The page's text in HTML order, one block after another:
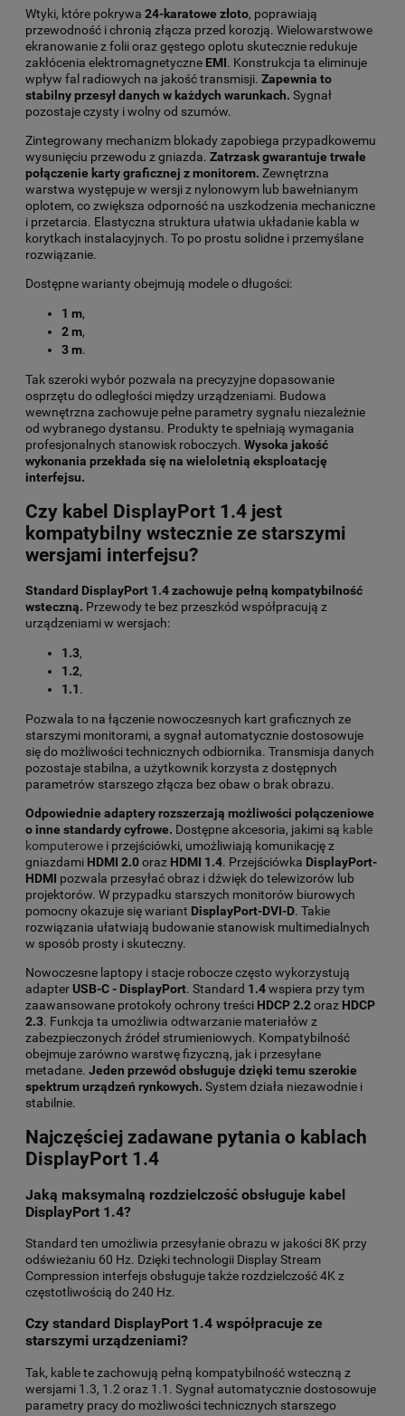
Wtyki, które pokrywa 24-karatowe złoto, poprawiają
przewodność i chronią złącza przed korozją. Wielowarstwowe
ekranowanie z folii oraz gęstego oplotu skutecznie redukuje
zakłócenia elektromagnetyczne EMI. Konstrukcja ta eliminuje
wpływ fal radiowych na jakość transmisji. Zapewnia to
stabilny przesył danych w każdych warunkach. Sygnał
pozostaje czysty i wolny od szumów.
Zintegrowany mechanizm blokady zapobiega przypadkowemu
wysunięciu przewodu z gniazda. Zatrzask gwarantuje trwałe
połączenie karty graficznej z monitorem. Zewnętrzna
warstwa występuje w wersji z nylonowym lub bawełnianym
oplotem, co zwiększa odporność na uszkodzenia mechaniczne
i przetarcia. Elastyczna struktura ułatwia układanie kabla w
korytkach instalacyjnych. To po prostu solidne i przemyślane
rozwiązanie.
Dostępne warianty obejmują modele o długości:
1 m,
2 m,
3 m.
Tak szeroki wybór pozwala na precyzyjne dopasowanie
osprzętu do odległości między urządzeniami. Budowa
wewnętrzna zachowuje pełne parametry sygnału niezależnie
od wybranego dystansu. Produkty te spełniają wymagania
profesjonalnych stanowisk roboczych. Wysoka jakość
wykonania przekłada się na wieloletnią eksploatację
interfejsu.
Czy kabel DisplayPort 1.4 jest
kompatybilny wstecznie ze starszymi
wersjami interfejsu?
Standard DisplayPort 1.4 zachowuje pełną kompatybilność
wsteczną. Przewody te bez przeszkód współpracują z
urządzeniami w wersjach:
1.3,
1.2,
1.1.
Pozwala to na łączenie nowoczesnych kart graficznych ze
starszymi monitorami, a sygnał automatycznie dostosowuje
się do możliwości technicznych odbiornika. Transmisja danych
pozostaje stabilna, a użytkownik korzysta z dostępnych
parametrów starszego złącza bez obaw o brak obrazu.
Odpowiednie adaptery rozszerzają możliwości połączeniowe
o inne standardy cyfrowe. Dostępne akcesoria, jakimi są kable
komputerowe i przejściówki, umożliwiają komunikację z
gniazdami HDMI 2.0oraz HDMI 1.4. Przejściówka DisplayPort-
HDMI pozwala przesyłać obraz i dźwięk do telewizorów lub
projektorów. W przypadku starszych monitorów biurowych
pomocny okazuje się wariant DisplayPort-DVI-D. Takie
rozwiązania ułatwiają budowanie stanowisk multimedialnych
w sposób prosty i skuteczny.
Nowoczesne laptopy i stacje robocze często wykorzystują
adapterUSB-C - DisplayPort. Standard 1.4wspiera przy tym
zaawansowane protokoły ochrony treści HDCP 2.2oraz HDCP
2.3. Funkcja ta umożliwia odtwarzanie materiałów z
zabezpieczonych źródeł strumieniowych. Kompatybilność
obejmuje zarówno warstwę fizyczną, jak i przesyłane
metadane. Jeden przewód obsługuje dzięki temu szerokie
spektrum urządzeń rynkowych. System działa niezawodnie i
stabilnie.
Najczęściej zadawane pytania o kablach
DisplayPort 1.4
Jaką maksymalną rozdzielczość obsługuje kabel
DisplayPort 1.4?
Standard ten umożliwia przesyłanie obrazu w jakości 8K przy
odświeżaniu 60 Hz. Dzięki technologii Display Stream
Compression interfejs obsługuje także rozdzielczość 4K z
częstotliwością do 240 Hz.
Czy standard DisplayPort 1.4 współpracuje ze
starszymi urządzeniami?
Tak, kable te zachowują pełną kompatybilność wsteczną z
wersjami 1.3, 1.2 oraz 1.1. Sygnał automatycznie dostosowuje
parametry pracy do możliwości technicznych starszego